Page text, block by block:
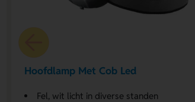
Hoofdlamp Met Cob Led
Fel, wit licht in diverse standen